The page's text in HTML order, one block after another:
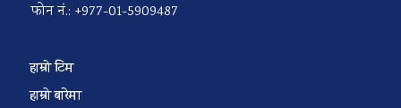
फोन नं.: +977-01-5909487
हाम्रो टिम
हाम्रो बारेमा